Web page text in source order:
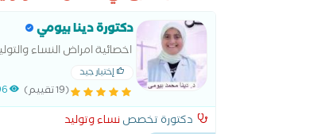
دكتورة دينا بيومي
اخصائية امراض النساء
النساء والتوليد من
إختيار جيد
(19 تقييم)
دكتورة تخصصنساء وتوليد